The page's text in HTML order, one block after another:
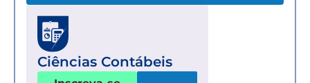
Ciências Contábeis